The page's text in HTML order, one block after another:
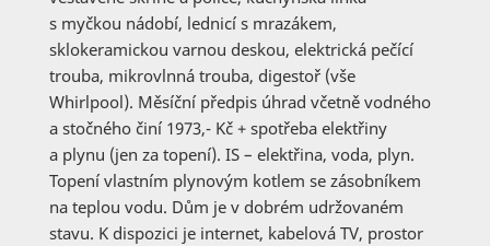
s myčkou nádobí, lednicí s mrazákem,
sklokeramickou varnou deskou, elektrická pečící
trouba, mikrovlnná trouba, digestoř (vše
Whirlpool). Měsíční předpis úhrad včetně vodného
a stočného činí 1973,- Kč + spotřeba elektřiny
a plynu (jen za topení). IS – elektřina, voda, plyn.
Topení vlastním plynovým kotlem se zásobníkem
na teplou vodu. Dům je v dobrém udržovaném
stavu. K dispozici je internet, kabelová TV, prostor